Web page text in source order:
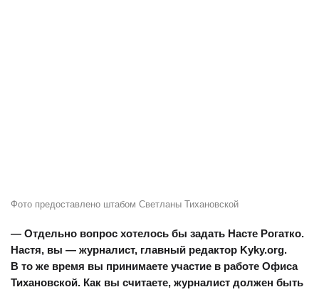
Фото предоставлено штабом Светланы Тихановской
— Отдельно вопрос хотелось бы задать Насте Рогатко.
Настя, вы — журналист, главный редактор Kyky.оrg.
В то же время вы принимаете участие в работе Офиса
Тихановской. Как вы считаете, журналист должен быть